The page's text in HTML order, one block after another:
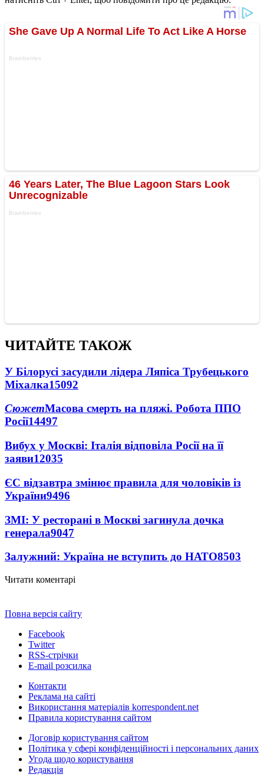
ЧИТАЙТЕ ТАКОЖ
У Білорусі засудили лідера Ляпіса Трубецького
Міхалка15092
СюжетМасова смерть на пляжі. Робота ППО
Росії14497
Вибух у Москві: Італія відповіла Росії на її
заяви12035
ЄС відзавтра змінює правила для чоловіків із
України9496
ЗМІ: У ресторані в Москві загинула дочка
генерала9047
Залужний: Україна не вступить до НАТО8503
Читати коментарі
Повна версія сайту
Facebook
Twitter
RSS-стрічки
E-mail розсилка
Контакти
Реклама на сайті
Використання матеріалів korrespondent.net
Правила користування сайтом
Договір користування сайтом
Політика у сфері конфіденційності і персональних даних
Угода щодо користування
Редакція